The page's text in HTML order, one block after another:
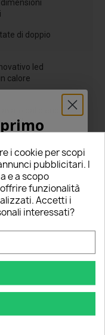
di doppio
led
calore
le recensioni
i cookie per scopi
pubblicitari. I
e a scopo
funzionalità
Accetti i
interessati?
per ricevere il
ordine!